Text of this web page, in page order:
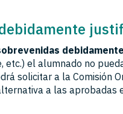
etc.) el alumnado no
solicitar a la Comisión
a las aprobadas